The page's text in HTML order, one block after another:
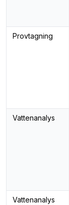
Provtagning
Vattenanalys
Vattenanalys